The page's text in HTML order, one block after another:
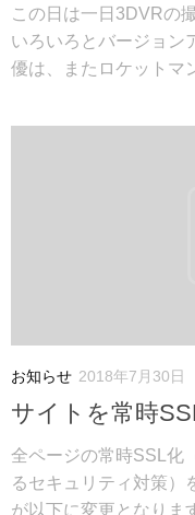
この日は一日3DVRの
いろいろとバージョン
優は、またロケットマ
お知らせ 2018年7月30日
サイトを常時
全ページの常時SSL化
るセキュリティ対策）
が以下に変更となりま